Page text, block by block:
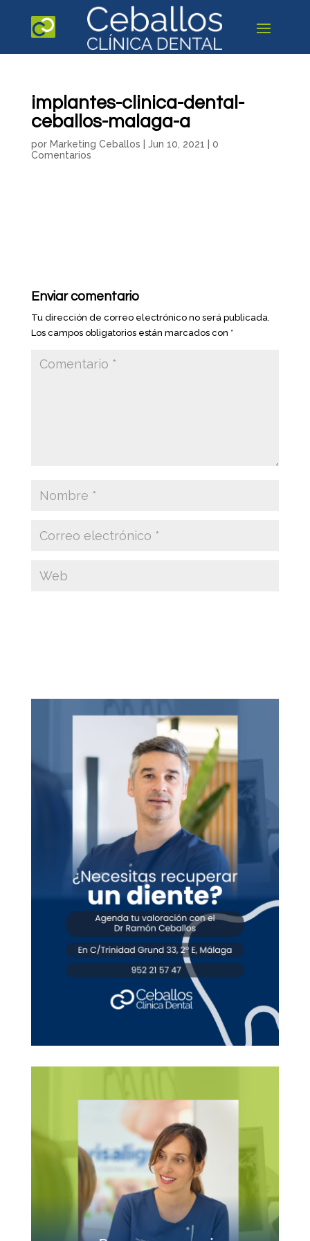
implantes-clinica-dental-
ceballos-malaga-a
por Marketing Ceballos Jun 10, 2021
0
Comentarios
Enviar comentario
Tu dirección de correo electrónico no será publicada.
Los campos obligatorios están marcados con *